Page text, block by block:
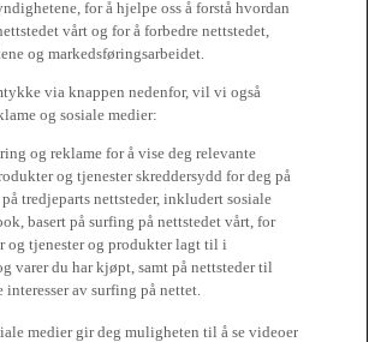
for å hjelpe oss å forstå hvordan
vårt og for å forbedre nettstedet,
og markedsføringsarbeidet.
via knappen nedenfor, vil vi også
og sosiale medier:
og reklame for å vise deg relevante
og tjenester skreddersydd for deg på
tredjeparts nettsteder, inkludert sosiale
basert på surfing på nettstedet vårt, for
og tjenester og produkter lagt til i
varer du har kjøpt, samt på nettsteder til
av surfing på nettet.
medier gir deg muligheten til å se videoer